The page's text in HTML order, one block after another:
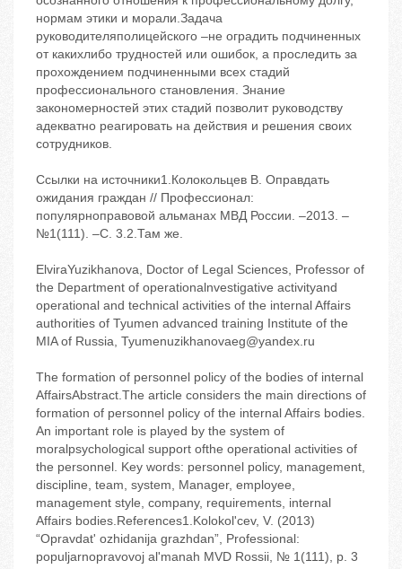
Ссылки на источники1.Колокольцев В. Оправдать
ожидания граждан // Профессионал:
популярноправовой альманах МВД России. –2013. –
№1(111). –С. 3.2.Там же.
ElviraYuzikhanova, Doctor of Legal Sciences, Professor of
the Department of operationalnvestigative activityand
operational and technical activities of the internal Affairs
authorities of Tyumen advanced training Institute of the
MIA of Russia, Tyumenuzikhanovaeg@yandex.ru
The formation of personnel policy of the bodies of internal
AffairsAbstract.The article considers the main directions of
formation of personnel policy of the internal Affairs bodies.
An important role is played by the system of
moralpsychological support ofthe operational activities of
the personnel. Key words: personnel policy, management,
discipline, team, system, Manager, employee,
management style, company, requirements, internal
Affairs bodies.References1.Kolokol'cev, V. (2013)
“Opravdat' ozhidanija grazhdan”, Professional:
populjarnopravovoj al'manah MVD Rossii, № 1(111), p. 3